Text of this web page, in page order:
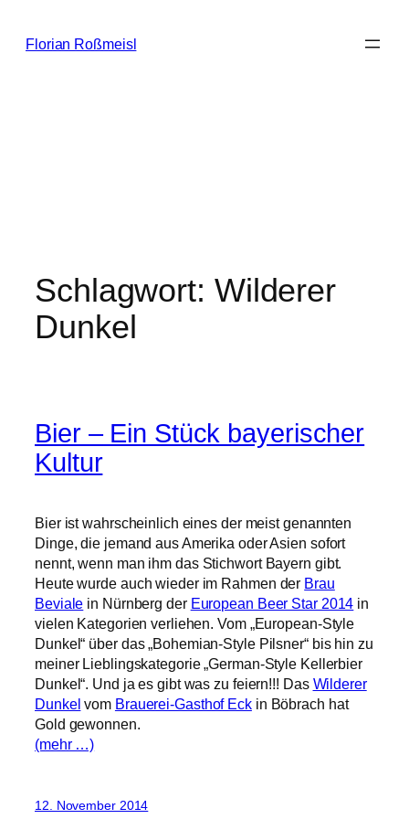
Inhalt
Florian Roßmeisl
Schlagwort: Wilderer
Dunkel
Bier – Ein Stück bayerischer
Kultur
Bier ist wahrscheinlich eines der meist genannten
Dinge, die jemand aus Amerika oder Asien sofort
nennt, wenn man ihm das Stichwort Bayern gibt.
Heute wurde auch wieder im Rahmen der Brau
Beviale in Nürnberg der European Beer Star 2014 in
vielen Kategorien verliehen. Vom „European-Style
Dunkel“ über das „Bohemian-Style Pilsner“ bis hin zu
meiner Lieblingskategorie „German-Style Kellerbier
Dunkel“. Und ja es gibt was zu feiern!!! Das Wilderer
Dunkel vom Brauerei-Gasthof Eckin Böbrach hat
Gold gewonnen.
(mehr …)
12. November 2014